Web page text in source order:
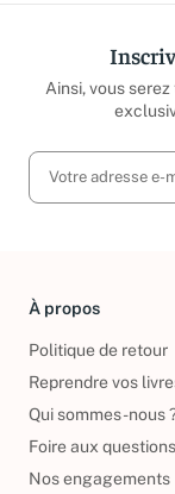
Ainsi, vous
À propos
Politique de retour
Reprendre vos
Qui sommes-nous
Foire aux questions
Nos engagements